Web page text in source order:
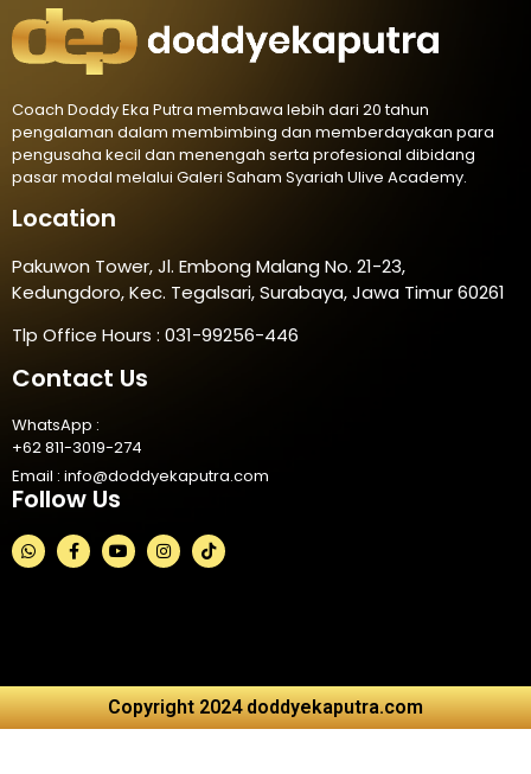
Coach Doddy Eka Putra membawa lebih dari 20 tahun
pengalaman dalam membimbing dan memberdayakan para
pengusaha kecil dan menengah serta profesional dibidang
pasar modal melalui Galeri Saham Syariah Ulive Academy.
Location
Pakuwon Tower, Jl. Embong Malang No. 21-23,
Kedungdoro, Kec. Tegalsari, Surabaya, Jawa Timur 60261
Tlp Office Hours : 031-99256-446
Contact Us
WhatsApp :
+62 811-3019-274
Email : info@doddyekaputra.com
Follow Us
Copyright 2024 doddyekaputra.com